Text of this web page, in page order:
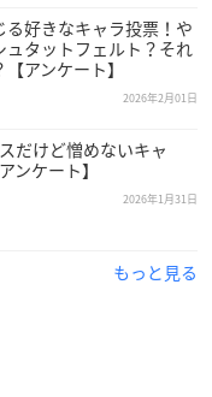
好きなキャラ投票！や
ュタットフェルト？それ
アンケート】
2026年2月01日
だけど憎めないキャ
ンケート】
2026年1月31日
もっと見る